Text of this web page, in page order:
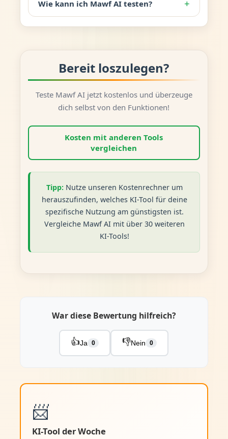
Wie kann ich Mawf AI testen? +
Bereit loszulegen?
Teste Mawf AI jetzt kostenlos und überzeuge
dich selbst von den Funktionen!
Kosten mit anderen Tools
vergleichen
Tipp: Nutze unseren Kostenrechner um
herauszufinden, welches KI-Tool für deine
spezifische Nutzung am günstigsten ist.
Vergleiche Mawf AI mit über 30 weiteren
KI-Tools!
War diese Bewertung hilfreich?
👍Ja 0 👎Nein 0
📨
KI-Tool der Woche